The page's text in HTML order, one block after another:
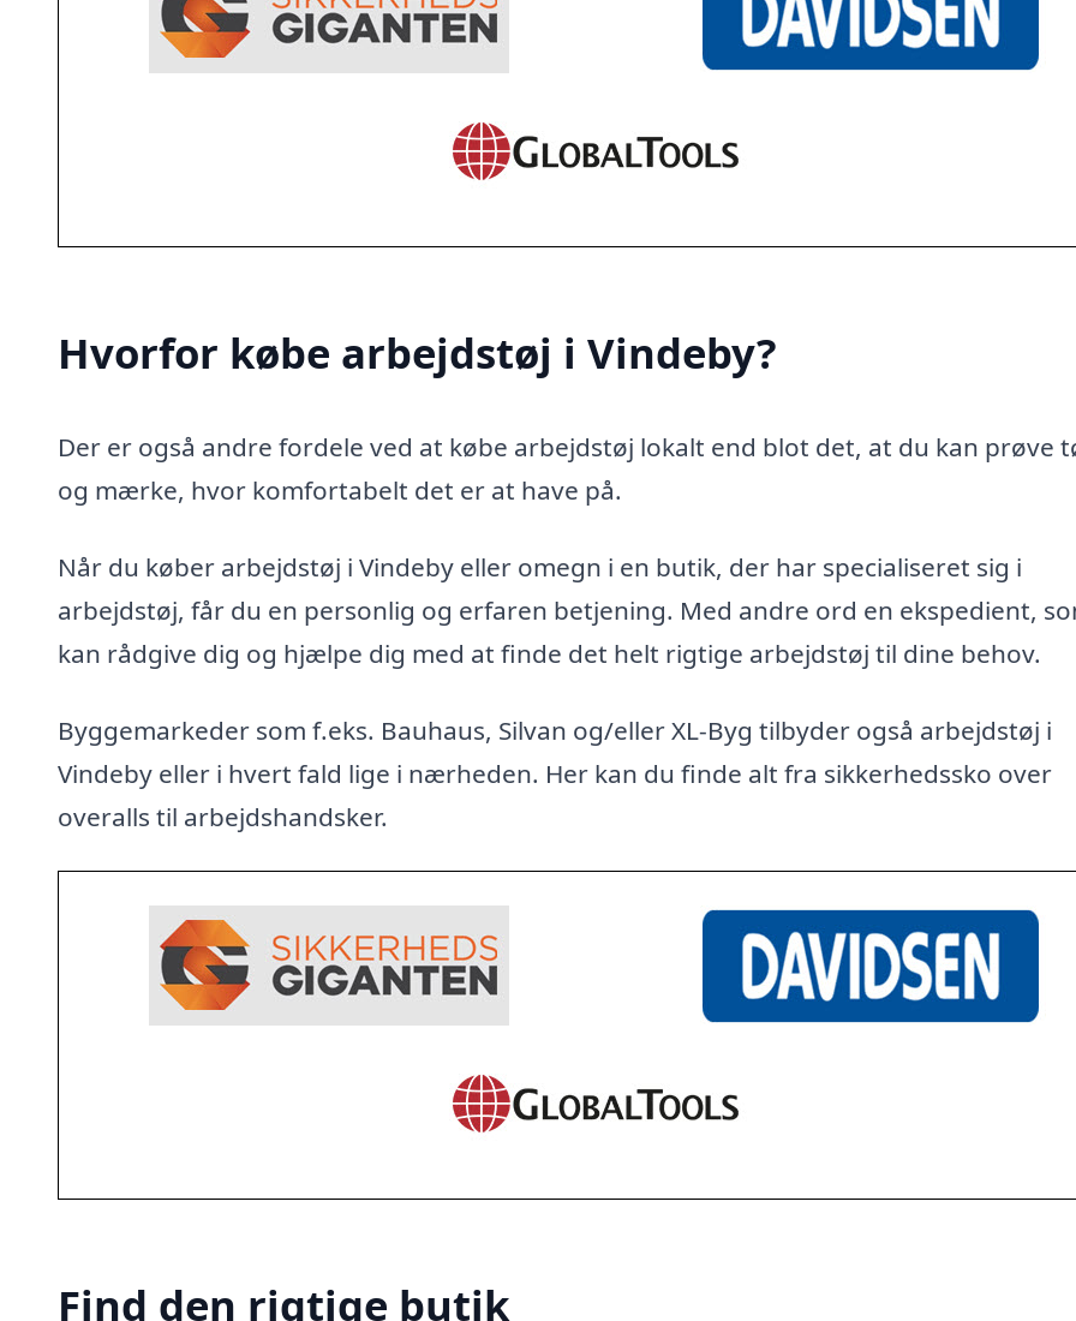
Hvorfor købe arbejdstøj i Vindeby?
Der er også andre fordele ved at købe arbejdstøj lokalt end blot det, at du kan prøve
og mærke, hvor komfortabelt det er at have på.
Når du køber arbejdstøj i Vindeby eller omegn i en butik, der har specialiseret sig i
arbejdstøj, får du en personlig og erfaren betjening. Med andre ord en ekspedient,
kan rådgive dig og hjælpe dig med at finde det helt rigtige arbejdstøj til dine behov.
Byggemarkeder som f.eks. Bauhaus, Silvan og/eller XL-Byg tilbyder også arbejdstøj i
Vindeby eller i hvert fald lige i nærheden. Her kan du finde alt fra sikkerhedssko over
overalls til arbejdshandsker.
Find den rigtige butik